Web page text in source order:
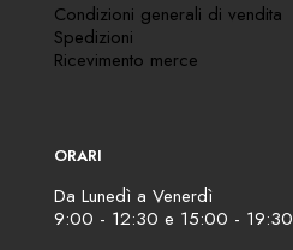
Condizioni generali di vendita
Spedizioni
Ricevimento merce
ORARI
Da Lunedì a Venerdì
9:00 - 12:30 e 15:00 - 19:30